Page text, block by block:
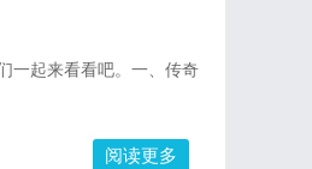
一起来看看吧。一、传奇
阅读更多